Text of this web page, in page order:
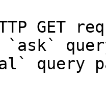
GET
`ask`
query